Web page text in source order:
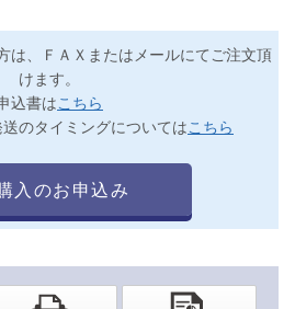
は、ＦＡＸまたはメールにてご注文頂
けます。
込書はこちら
のタイミングについてはこちら
入のお申込み